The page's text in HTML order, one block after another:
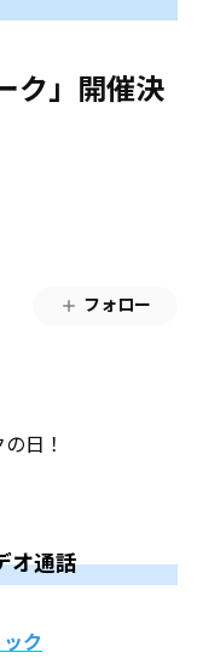
ク」開催決
フォロー
日！
オ通話
ク